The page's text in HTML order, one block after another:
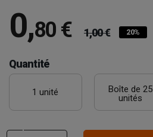
0,80 € 1,00 € 20%
Quantité
1 unité
Boîte de 25
unités